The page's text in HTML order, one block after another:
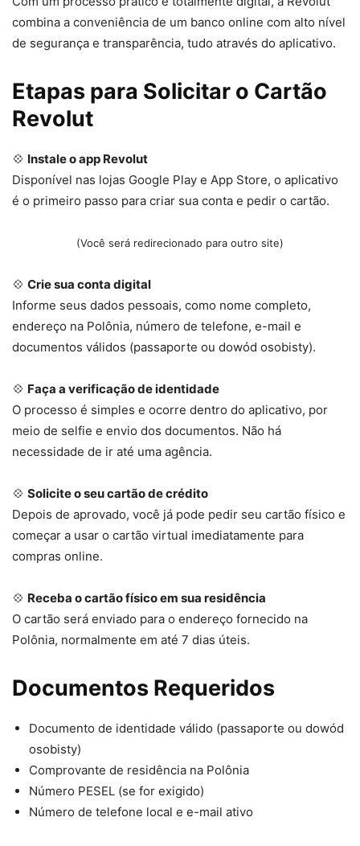
combina a conveniência de um banco online com alto nível
de segurança e transparência, tudo através do aplicativo.
Etapas para Solicitar o Cartão
Revolut
💠 Instale o app Revolut
Disponível nas lojas Google Play e App Store, o aplicativo
é o primeiro passo para criar sua conta e pedir o cartão.
(Você será redirecionado para outro site)
💠 Crie sua conta digital
Informe seus dados pessoais, como nome completo,
endereço na Polônia, número de telefone, e-mail e
documentos válidos (passaporte ou dowód osobisty).
💠 Faça a verificação de identidade
O processo é simples e ocorre dentro do aplicativo, por
meio de selfie e envio dos documentos. Não há
necessidade de ir até uma agência.
💠 Solicite o seu cartão de crédito
Depois de aprovado, você já pode pedir seu cartão físico e
começar a usar o cartão virtual imediatamente para
compras online.
💠 Receba o cartão físico em sua residência
O cartão será enviado para o endereço fornecido na
Polônia, normalmente em até 7 dias úteis.
Documentos Requeridos
Documento de identidade válido (passaporte ou dowód
osobisty)
Comprovante de residência na Polônia
Número PESEL (se for exigido)
Número de telefone local e e-mail ativo